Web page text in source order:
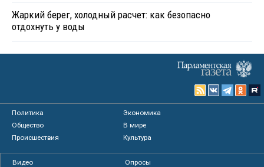
Жаркий берег, холодный расчет: как безопасно
отдохнуть у воды
Политика
Экономика
Общество
В мире
Происшествия
Культура
Видео
Опросы